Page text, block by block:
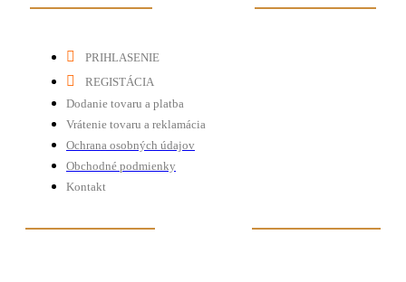
PRIHLASENIE
REGISTÁCIA
Dodanie tovaru a platba
Vrátenie tovaru a reklamácia
Ochrana osobných údajov
Obchodné podmienky
Kontakt